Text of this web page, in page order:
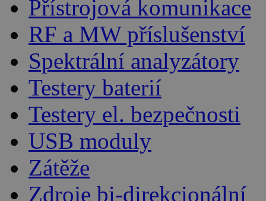
Přístrojová komunikace
RF a MW příslušenství
Spektrální analyzátory
Testery baterií
Testery el. bezpečnosti
USB moduly
Zátěže
Zdroje bi-direkcionální